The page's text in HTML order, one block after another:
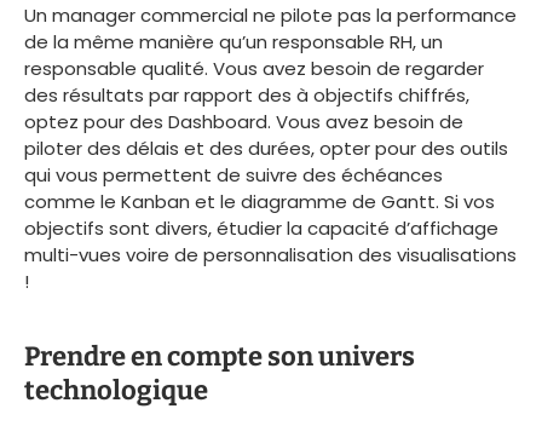
Un manager commercial ne pilote pas la performance
de la même manière qu’un responsable RH, un
responsable qualité. Vous avez besoin de regarder
des résultats par rapport des à objectifs chiffrés,
optez pour des Dashboard. Vous avez besoin de
piloter des délais et des durées, opter pour des outils
qui vous permettent de suivre des échéances
comme le Kanban et le diagramme de Gantt. Si vos
objectifs sont divers, étudier la capacité d’affichage
multi-vues voire de personnalisation des visualisations
!
Prendre en compte son univers
technologique